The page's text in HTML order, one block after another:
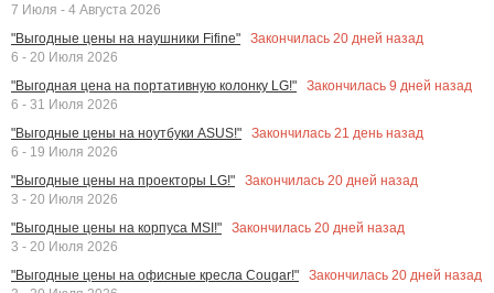
7 Июля - 4 Августа 2026
"Выгодные цены на наушники Fifine"
Закончилась 20 дней назад
6 - 20 Июля 2026
"Выгодная цена на портативную колонку LG!"
Закончилась 9 дней назад
6 - 31 Июля 2026
"Выгодные цены на ноутбуки ASUS!"
Закончилась 21 день назад
6 - 19 Июля 2026
"Выгодные цены на проекторы LG!"
Закончилась 20 дней назад
3 - 20 Июля 2026
"Выгодные цены на корпуса MSI!"
Закончилась 20 дней назад
3 - 20 Июля 2026
"Выгодные цены на офисные кресла Cougar!"
Закончилась 20 дней назад